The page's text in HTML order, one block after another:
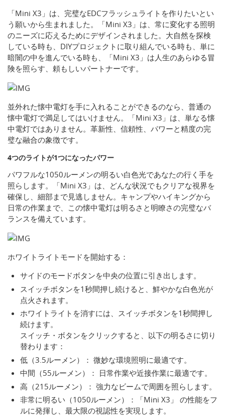
「Mini X3」は、完璧なEDCフラッシュライトを作りたいとい
う願いから生まれました。「Mini X3」は、常に変化する照明
のニーズに応えるためにデザインされました。大自然を探検
している時も、DIYプロジェクトに取り組んでいる時も、単に
暗闇の中を進んでいる時も、「Mini X3」は人生のあらゆる冒
険を照らす、頼もしいパートナーです。
並外れた懐中電灯を手に入れることができるのなら、普通の
懐中電灯で満足してはいけません。「Mini X3」は、単なる懐
中電灯ではありません。革新性、信頼性、パワーと精度の完
璧な融合の象徴です。
4つのライトが1つになったパワー
パワフルな1050ルーメンの明るい白色光であなたの行く手を
照らします。「Mini X3」は、どんな状況でもクリアな視界を
確保し、細部まで見逃しません。キャンプやハイキングから
日常の作業まで、この懐中電灯は明るさと明瞭さの完璧なバ
ランスを備えています。
ホワイトライトモードを開始する：
サイドのモードボタンを中央の位置に引き出します。
スイッチボタンを1秒間押し続けると、鮮やかな白色光が
点火されます。
ホワイトライトを消すには、スイッチボタンを1秒間押し
続けます。
スイッチ・ボタンをクリックすると、以下の明るさに切り
替わります：
低（3.5ルーメン）： 微妙な環境照明に最適です。
中間（55ルーメン）： 日常作業や近接作業に最適です。
高（215ルーメン）： 強力なビームで周囲を照らします。
非常に明るい（1050ルーメン）：「Mini X3」 の性能をフ
ルに発揮し、最大限の視認性を実現します。